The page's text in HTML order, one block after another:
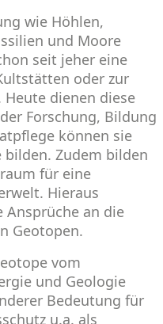
wie Höhlen,
und Moore
seit jeher eine
oder zur
dienen diese
Forschung, Bildung
können sie
Zudem bilden
für eine
Hieraus
an die
Geotopen.
vom
und Geologie
Bedeutung für
u.a. als